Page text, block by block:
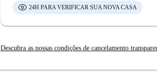
24H PARA VERIFICAR SUA NOVA CASA
Descubra as nossas condições de cancelamento